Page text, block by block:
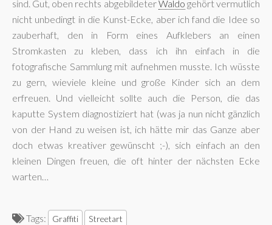
sind. Gut, oben rechts abgebildeterWaldo gehört vermutlich
nicht unbedingt in die Kunst-Ecke, aber ich fand die Idee so
zauberhaft, den in Form eines Aufklebers an einen
Stromkasten zu kleben, dass ich ihn einfach in die
fotografische Sammlung mit aufnehmen musste. Ich wüsste
zu gern, wieviele kleine und große Kinder sich an dem
erfreuen. Und vielleicht sollte auch die Person, die das
kaputte System diagnostiziert hat (was ja nun nicht gänzlich
von der Hand zu weisen ist, ich hätte mir das Ganze aber
doch etwas kreativer gewünscht ;-), sich einfach an den
kleinen Dingen freuen, die oft hinter der nächsten Ecke
warten…
Tags: Graffiti Streetart